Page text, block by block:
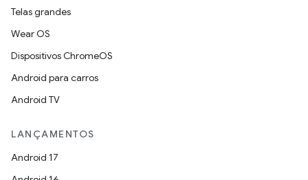
Telas grandes
Wear OS
Dispositivos ChromeOS
Android para carros
Android TV
LANÇAMENTOS
Android 17